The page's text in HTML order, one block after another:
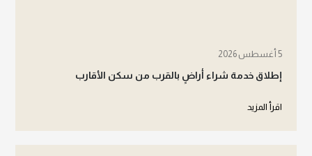
5 أغسطس 2026
إطلاق خدمة شراء أراضٍ بالقرب من سكن الأقارب
اقرأ المزيد